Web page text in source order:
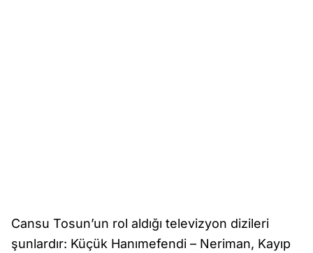
Cansu Tosun’un rol aldığı televizyon dizileri
şunlardır: Küçük Hanımefendi – Neriman, Kayıp